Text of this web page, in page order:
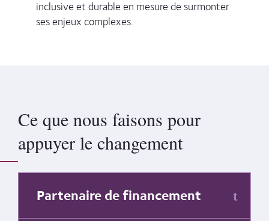
inclusive et durable en mesure de surmonter
ses enjeux complexes.
Ce que nous faisons pour
appuyer le changement
Partenaire de financement